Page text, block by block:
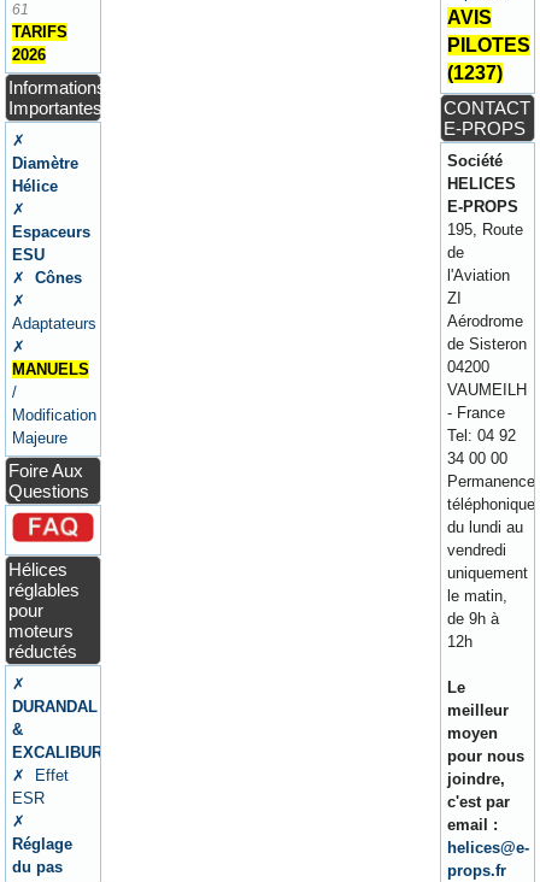
61
TARIFS
2026
Informations
Importantes
✗
Diamètre
Hélice
✗
Espaceurs
ESU
✗
Cônes
✗
Adaptateurs
✗
MANUELS
/
Modification
Majeure
Foire Aux
Questions
Hélices
réglables
pour
moteurs
réductés
✗
DURANDAL
&
EXCALIBUR
✗ Effet
ESR
✗
Réglage
du pas
AVIS
PILOTES
(1237)
CONTACT
E-PROPS
Société
HELICES
E-PROPS
195, Route
de
l'Aviation
ZI
Aérodrome
de Sisteron
04200
VAUMEILH
- France
Tel: 04 92
34 00 00
Permanence
téléphonique
du lundi au
vendredi
uniquement
le matin,
de 9h à
12h
Le
meilleur
moyen
pour nous
joindre,
c'est par
email :
helices@e-
props.fr